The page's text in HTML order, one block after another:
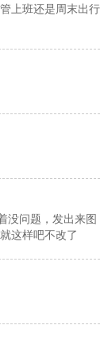
上班还是周末出行
没问题，发出来图
这样吧不改了